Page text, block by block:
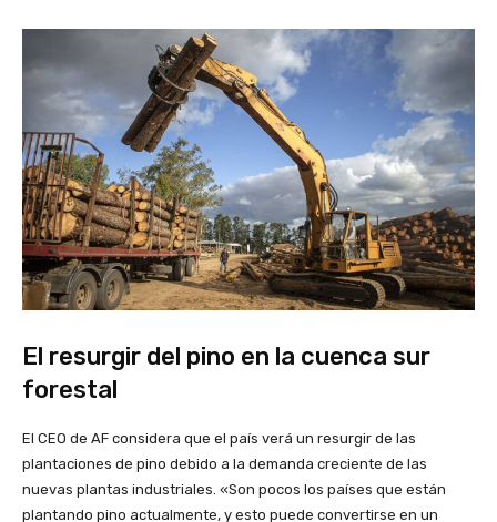
El resurgir del pino en la cuenca sur
forestal
El CEO de AF considera que el país verá un resurgir de las
plantaciones de pino debido a la demanda creciente de las
nuevas plantas industriales. «Son pocos los países que están
plantando pino actualmente, y esto puede convertirse en un